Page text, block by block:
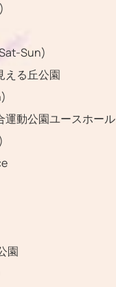
Sun)
える丘公園
運動公園ユースホール
園